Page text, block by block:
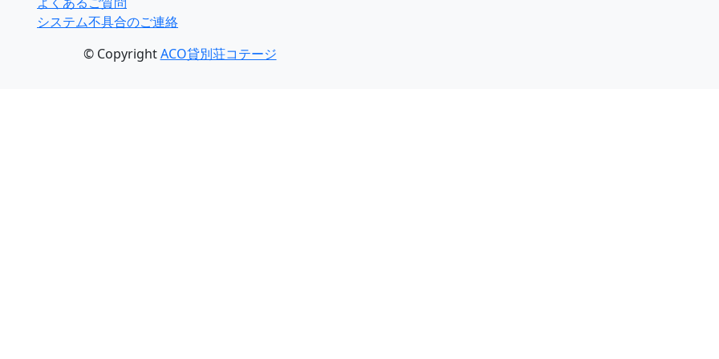
システム不具合のご連絡
© CopyrightACO貸別荘コテージ